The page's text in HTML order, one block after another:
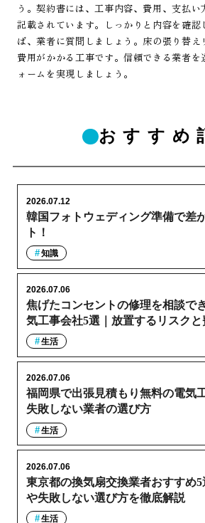
う。契約書には、工事内容、費用、支払
記載されています。しっかりと内容を確
ば、業者に質問しましょう。床の張り替え
費用がかかる工事です。信頼できる業者を
ォームを実現しましょう。
おすすめ
韓国フォトウェディング準備で差
ト！
2026.07.12
知識
焦げたコンセントの修理を相談で
気工事会社5選｜放置するリスク
2026.07.06
生活
福岡県で出張見積もり無料の電気
失敗しない業者の選び方
2026.07.06
生活
東京都の換気扇交換業者おすすめ
や失敗しない選び方を徹底解説
2026.07.06
生活